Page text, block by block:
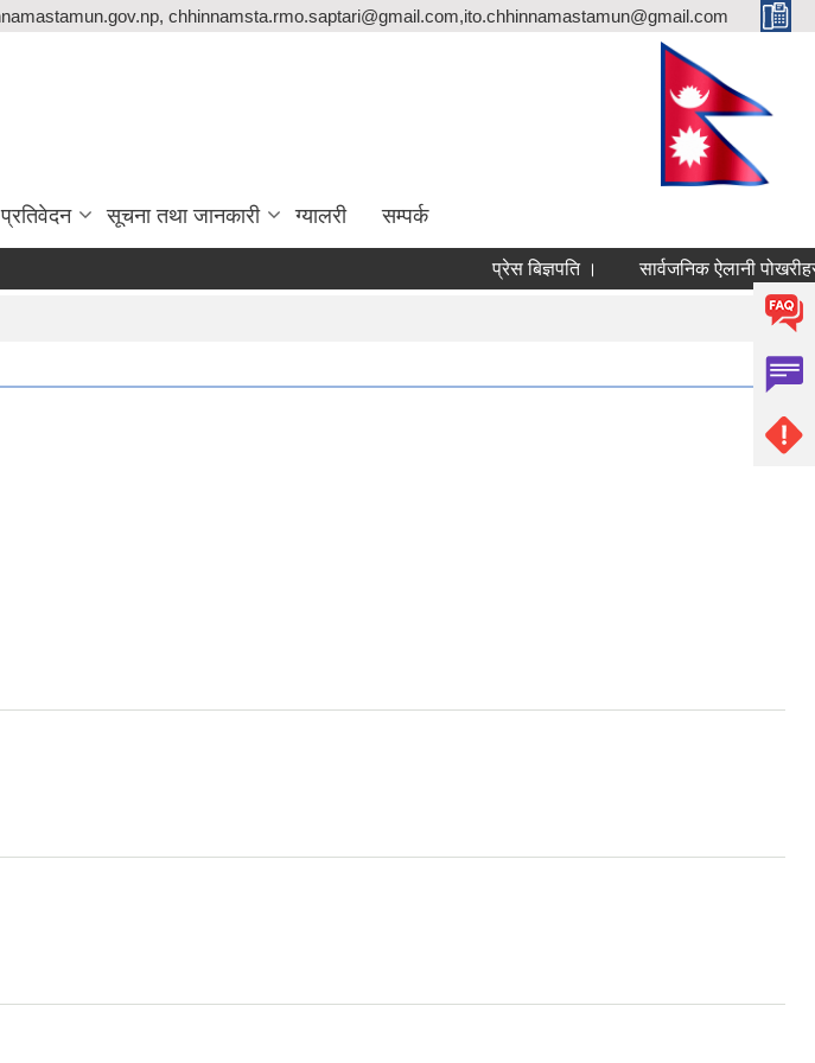
chhinnamsta.rmo.saptari@gmail.com,ito.chhinnamastamun@gmail.com
प्रतिवेदन सूचना तथा जानकारी ग्यालरी सम्पर्क
प्रेस बिज्ञपति । सार्वजनिक ऐलानी